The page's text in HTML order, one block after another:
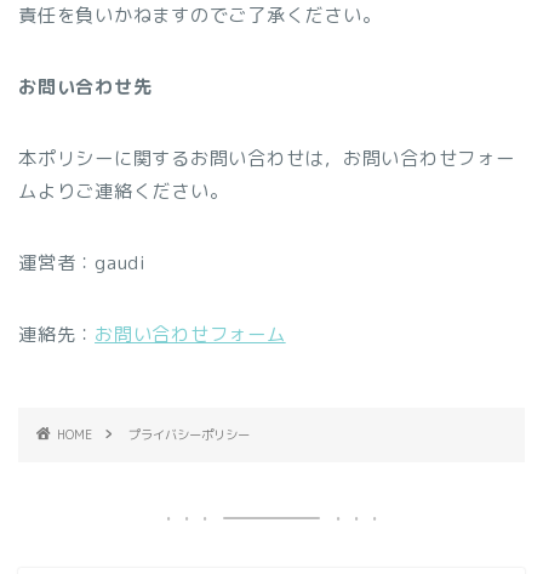
責任を負いかねますのでご了承ください。
お問い合わせ先
本ポリシーに関するお問い合わせは，お問い合わせフォー
ムよりご連絡ください。
運営者：gaudi
連絡先： お問い合わせフォーム
HOME プライバシーポリシー